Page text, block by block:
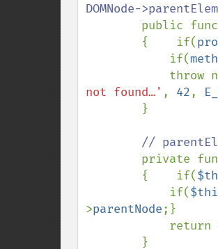
DOMNode-
public
        {    if(
            if(
not found…' , 42,
//
private
        {    if(
            if(
>parentNode;}
            return